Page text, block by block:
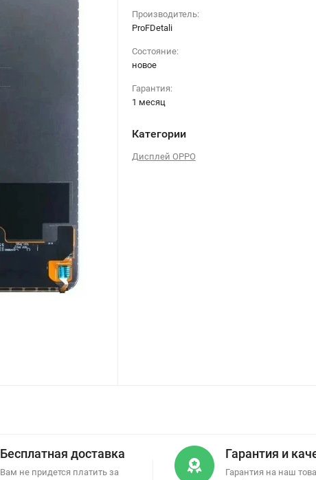
Производитель:
ProFDetali
Состояние:
новое
Гарантия:
1 месяц
Категории
Дисплей OPPO
Бесплатная доставка
Вам не придется платить за
Гарантия и
Гарантия на наш